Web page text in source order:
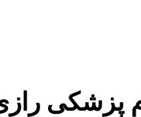
پزشکی رازی